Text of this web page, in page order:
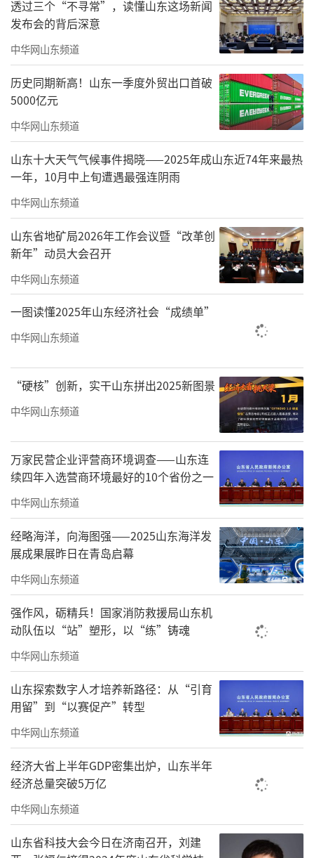
据介绍，海尔·2022青岛马拉松是由青岛
市人民政府主办，青岛市体育局、青岛市体育
总会、青岛市市南区人民政府、青岛市崂山区
人民政府承办，青岛青马爱跑体育文化有限公
司运营。经过五年的成长，海尔·2022青岛马
拉松已成为“世界田联路跑标牌赛事”“中国
田协金牌赛事”。
青岛马拉松设置有：马拉松（42.195公
里）7000人，半程马拉松（21.0975公里）120
00人，迷你马拉松（约5公里）6000人（包含家
庭跑，限报200组）。为传递公益正能量，2022
青岛马拉松继续设立慈善公益跑名额，可在马
拉松、半程马拉松、迷你马拉松中任选一项，
限报200人，所得款项全部捐赠给青岛市微尘公
益基金会，用于“阳光少年”项目。
海尔·2022青岛马拉松报名将于9月21日1
0时启动，广大跑友可通过官网www.qd-mls.c
透过三个“不寻常”，读懂山东这场新闻
发布会的背后深意
中华网山东频道
历史同期新高！山东一季度外贸出口首破
5000亿元
中华网山东频道
山东十大天气气候事件揭晓——2025年成山东近74年来最热
一年，10月中上旬遭遇最强连阴雨
中华网山东频道
山东省地矿局2026年工作会议暨“改革创
新年”动员大会召开
中华网山东频道
一图读懂2025年山东经济社会“成绩单”
中华网山东频道
“硬核”创新，实干山东拼出2025新图景
中华网山东频道
万家民营企业评营商环境调查——山东连
续四年入选营商环境最好的10个省份之一
中华网山东频道
经略海洋，向海图强——2025山东海洋发
展成果展昨日在青岛启幕
中华网山东频道
强作风，砺精兵！国家消防救援局山东机
动队伍以“站”塑形，以“练”铸魂
中华网山东频道
山东探索数字人才培养新路径：从“引育
用留”到“以赛促产”转型
中华网山东频道
经济大省上半年GDP密集出炉，山东半年
经济总量突破5万亿
中华网山东频道
山东省科技大会今日在济南召开，刘建